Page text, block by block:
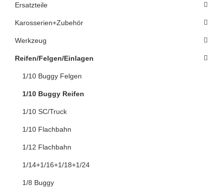
Ersatzteile
Karosserien+Zubehör
Werkzeug
Reifen/Felgen/Einlagen
1/10 Buggy Felgen
1/10 Buggy Reifen
1/10 SC/Truck
1/10 Flachbahn
1/12 Flachbahn
1/14+1/16+1/18+1/24
1/8 Buggy